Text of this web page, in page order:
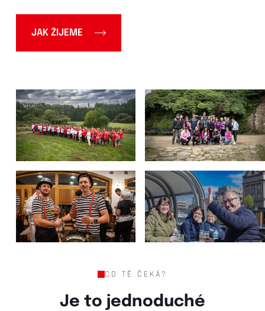
JAK ŽIJEME
CO TĚ ČEKÁ?
Je to jednoduché